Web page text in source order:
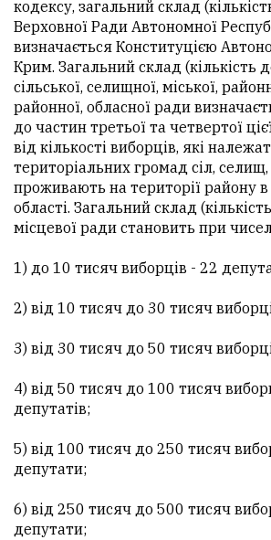
кодексу, загальний склад
Верховної Ради Автономної
визначається Конституцією
Крим. Загальний склад (кількість
сільської, селищної, міської,
районної, обласної ради
до частин третьої та четвертої
від кількості виборців, які
територіальних громад сіл, селищ,
проживають на території району в
області. Загальний склад
місцевої ради становить при
1) до 10 тисяч виборців - 22
2) від 10 тисяч до 30 тисяч
3) від 30 тисяч до 50 тисяч
4) від 50 тисяч до 100 тисяч
депутатів;
5) від 100 тисяч до 250 тисяч
депутати;
6) від 250 тисяч до 500 тисяч
депутати;